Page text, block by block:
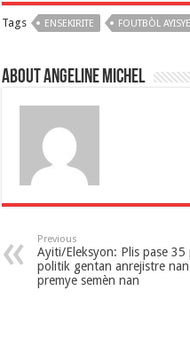
t
p
p
Tags ENSEKIRITE FOUTBÒL
About Angeline Michel
Previous
Ayiti/​Eleksyon: Plis pase 35
politik gentan anrejistre nan
premye semèn nan